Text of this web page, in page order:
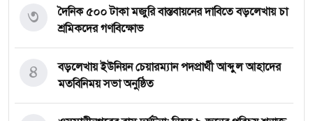
দৈনিক ৫০০ টাকা মজুরি বাস্তবায়নের দাবিতে বড়লেখায় চা
শ্রমিকদের গণবিক্ষোভ
৩
বড়লেখায় ইউনিয়ন চেয়ারম্যান পদপ্রার্থী আব্দুল আহাদের
মতবিনিময় সভা অনুষ্ঠিত
৪